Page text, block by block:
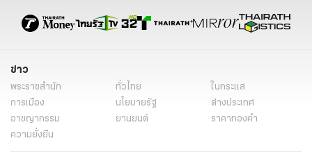
ข่าว
พระราชสำนัก ทั่วไทย
ในกระแส
การเมือง
นโยบายรัฐ
ต่างประเทศ
อาชญากรรม
ยานยนต์
ราคาทองคำ
ความยั่งยืน